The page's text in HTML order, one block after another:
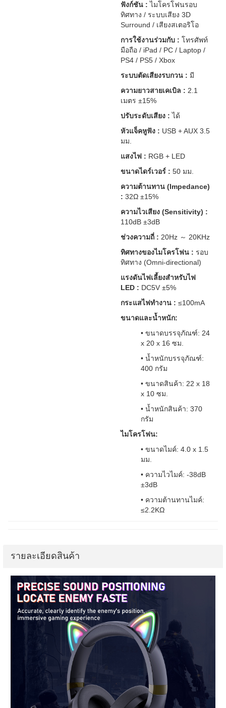
ฟังก์ชัน : ไมโครโฟนรอบ
ทิศทาง / ระบบเสียง 3D
Surround / เสียงสเตอริโอ
การใช้งานร่วมกับ : โทรศัพท์
มือถือ / iPad / PC / Laptop /
PS4 / PS5 / Xbox
ระบบตัดเสียงรบกวน : มี
ความยาวสายเคเบิล : 2.1
เมตร ±15%
ปรับระดับเสียง : ได้
หัวแจ็คหูฟัง : USB + AUX 3.5
มม.
แสงไฟ : RGB + LED
ขนาดไดร์เวอร์ : 50 มม.
ความต้านทาน (Impedance)
: 32Ω ±15%
ความไวเสียง (Sensitivity) :
110dB ±3dB
ช่วงความถี่ : 20Hz ～ 20KHz
ทิศทางของไมโครโฟน : รอบ
ทิศทาง (Omni-directional)
แรงดันไฟเลี้ยงสำหรับไฟ
LED : DC5V ±5%
กระแสไฟทำงาน : ≤100mA
ขนาดและน้ำหนัก:
• ขนาดบรรจุภัณฑ์: 24
x 20 x 16 ซม.
• น้ำหนักบรรจุภัณฑ์:
400 กรัม
• ขนาดสินค้า: 22 x 18
x 10 ซม.
• น้ำหนักสินค้า: 370
กรัม
ไมโครโฟน:
• ขนาดไมค์: 4.0 x 1.5
มม.
• ความไวไมค์: -38dB
±3dB
• ความต้านทานไมค์:
≤2.2KΩ
รายละเอียดสินค้า